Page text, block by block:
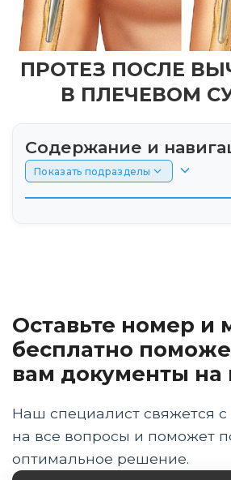
ПРОТЕЗ ПОСЛЕ
В ПЛЕЧЕВОМ
Содержание и
Показать подразделы
Процесс протезирования
вычленения в плечевом
вычленения в плечевом
Реабилитация и адаптация
Оставьте номер и
бесплатно
вам документы на
Наш специалист свяжется с
на все вопросы и поможет
оптимальное решение.